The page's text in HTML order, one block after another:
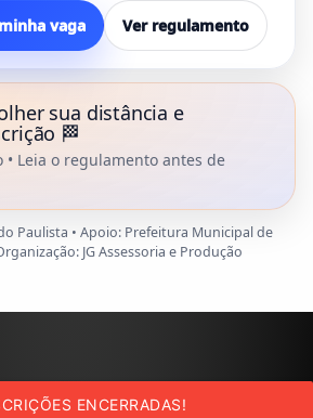
ENCERRADAS!
vaga Ver regulamento
sua distância e
🏁
• Leia o regulamento antes de
Paulista • Apoio: Prefeitura Municipal de
JG Assessoria e Produção